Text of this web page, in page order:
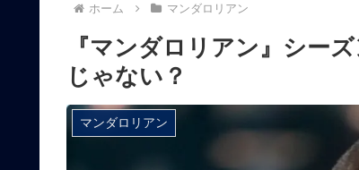
ホーム マンダロリアン
『マンダロリアン』シー
じゃない？
マンダロリアン